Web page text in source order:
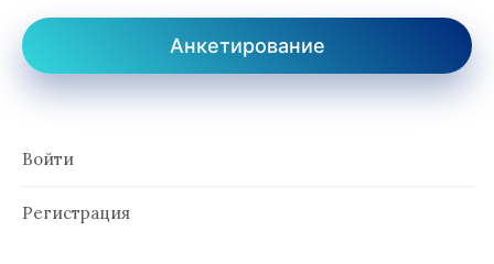
Анкетирование
Войти
Регистрация